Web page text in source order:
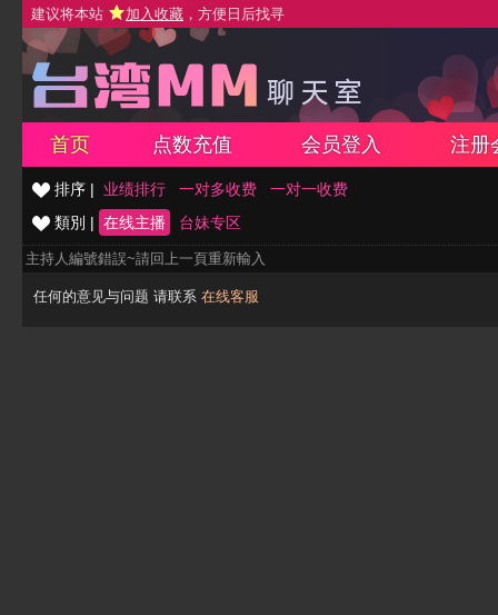
建议将本站 加入收藏 ，方便日后找寻
首页 点数充值 会员登入 注册
排序 | 业绩排行 一对多收费
一对一收费
類別 | 在线主播 台妹专区
主持人編號錯誤~請回上一頁重新輸入
任何的意见与问题 请联系 在线客服